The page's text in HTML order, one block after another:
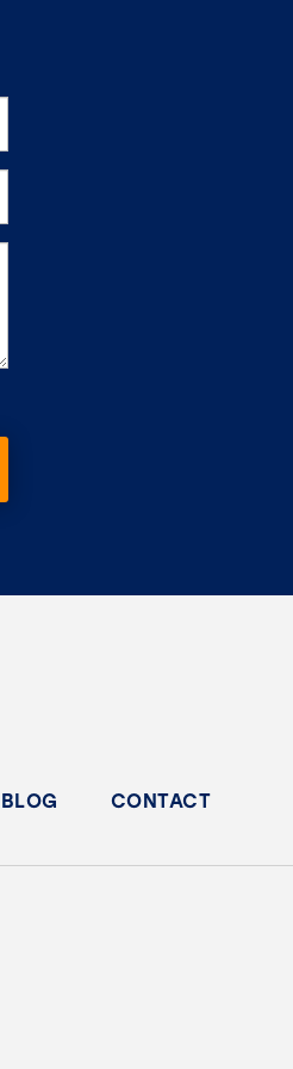
BLOG CONTACT